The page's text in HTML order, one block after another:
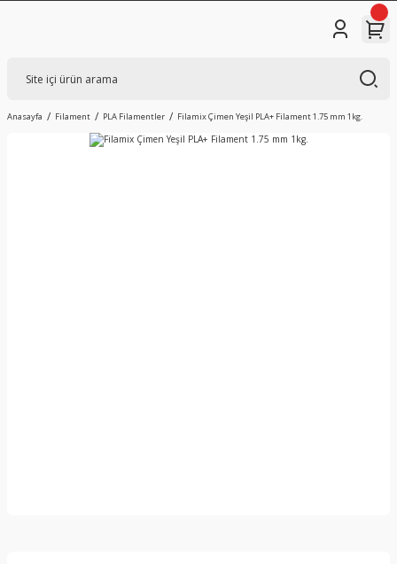
Anasayfa Filament PLA Filamentler Filamix Çimen Yeşil PLA+ Filament 1.75 mm 1kg.